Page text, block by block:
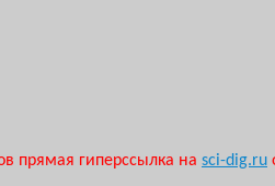
прямая гиперссылка на sci-dig.ru